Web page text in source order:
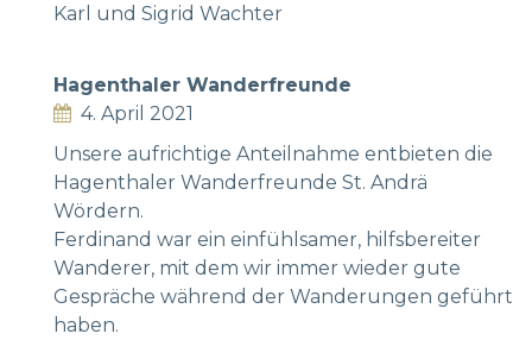
Karl und Sigrid Wachter
Hagenthaler Wanderfreunde
4. April 2021
Unsere aufrichtige Anteilnahme entbieten die
Hagenthaler Wanderfreunde St. Andrä
Wördern.
Ferdinand war ein einfühlsamer, hilfsbereiter
Wanderer, mit dem wir immer wieder gute
Gespräche während der Wanderungen geführt
haben.